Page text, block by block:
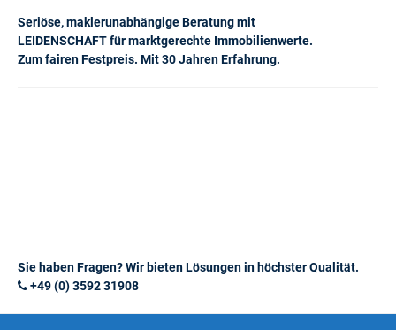
Seriöse, maklerunabhängige Beratung mit
LEIDENSCHAFT für marktgerechte Immobilienwerte.
Zum fairen Festpreis. Mit 30 Jahren Erfahrung.
Sie haben Fragen? Wir bieten Lösungen in höchster Qualität.
+49 (0) 3592 31908